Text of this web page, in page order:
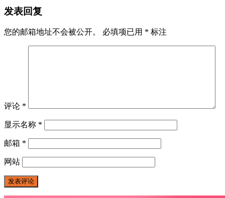
发表回复
您的邮箱地址不会被公开。 必填项已用 * 标注
评论 *
显示名称 *
邮箱 *
网站